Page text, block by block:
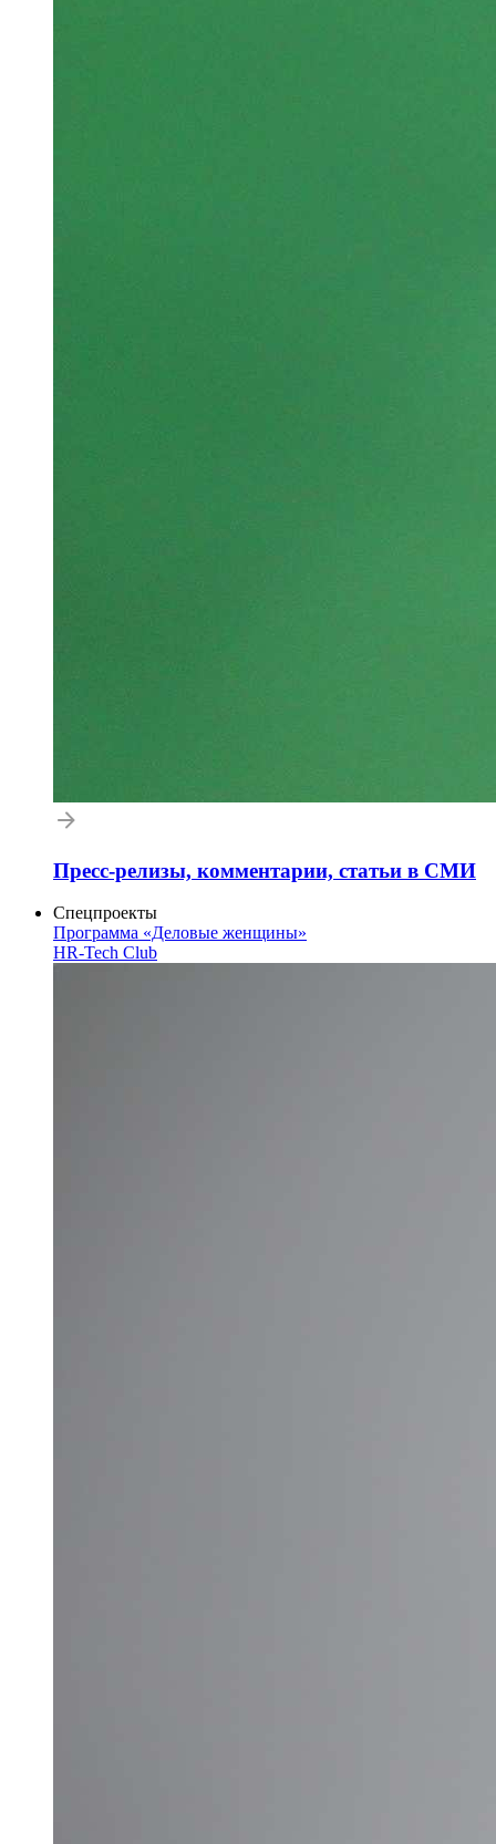
Пресс-релизы, комментарии, статьи в СМИ
Спецпроекты
Программа «Деловые женщины»
HR-Tech Club